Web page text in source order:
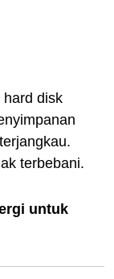
hard disk
terbebani.
untuk